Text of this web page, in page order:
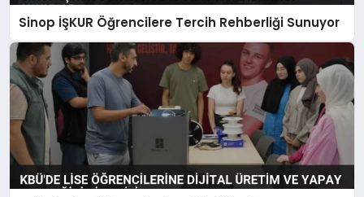
Sinop İŞKUR Öğrencilere Tercih Rehberliği Sunuyor